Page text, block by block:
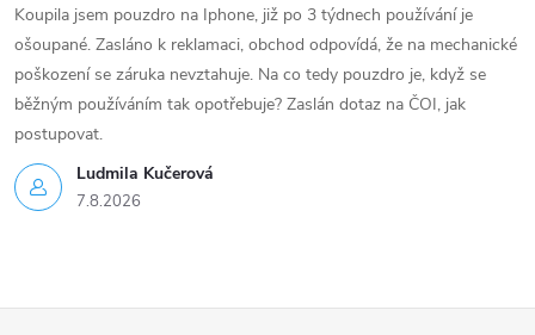
Ludmila Kučerová
7.8.2026
Koupila jsem pouzdro na Iphone, již po 3 týdnech používání je
ošoupané. Zasláno k reklamaci, obchod odpovídá, že na mechanické
poškození se záruka nevztahuje. Na co tedy pouzdro je, když se
běžným používáním tak opotřebuje? Zaslán dotaz na ČOI, jak
postupovat.